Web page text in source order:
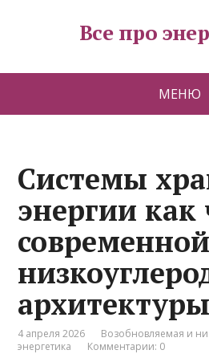
Все про
МЕНЮ
Системы
энергии как
современной
архитектуры
4 апреля 2026
Возобновляемая и
энергетика
Комментарии: 0